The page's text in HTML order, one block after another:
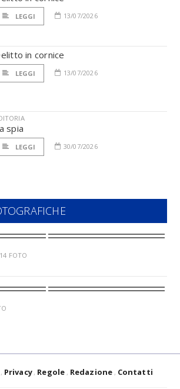
LEGGI 13/07/2026
in cornice
LEGGI 13/07/2026
spia
LEGGI 30/07/2026
14 FOTO
Privacy Regole Redazione Contatti